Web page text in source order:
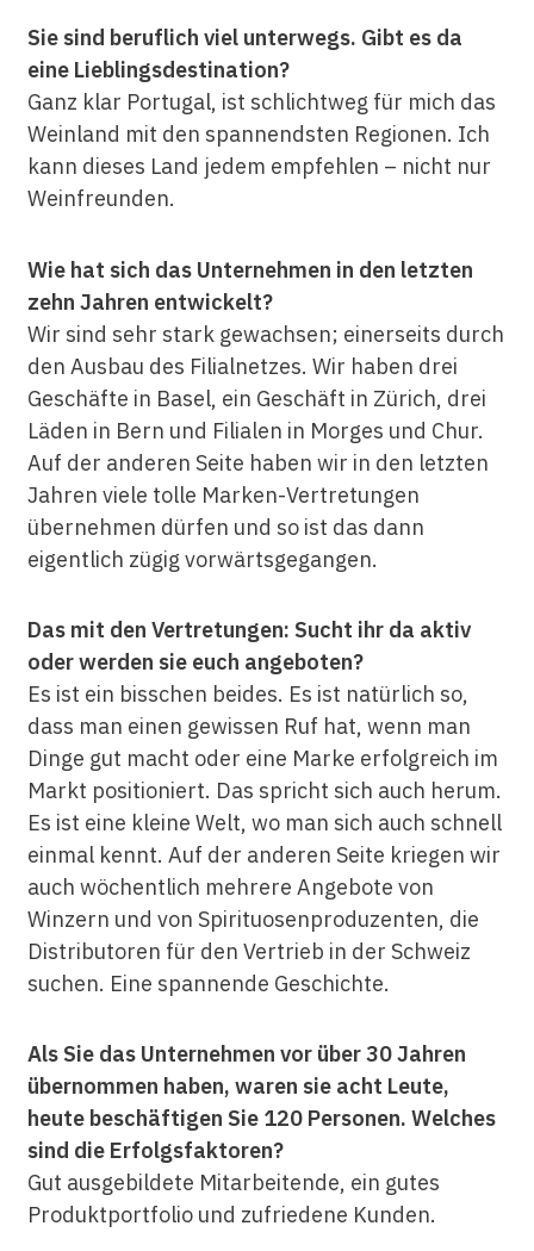
Sie sind beruflich viel unterwegs. Gibt es da
eine Lieblingsdestination?
Ganz klar Portugal, ist schlichtweg für mich das
Weinland mit den spannendsten Regionen. Ich
kann dieses Land jedem empfehlen – nicht nur
Weinfreunden.
Wie hat sich das Unternehmen in den letzten
zehn Jahren entwickelt?
Wir sind sehr stark gewachsen; einerseits durch
den Ausbau des Filialnetzes. Wir haben drei
Geschäfte in Basel, ein Geschäft in Zürich, drei
Läden in Bern und Filialen in Morges und Chur.
Auf der anderen Seite haben wir in den letzten
Jahren viele tolle Marken-Vertretungen
übernehmen dürfen und so ist das dann
eigentlich zügig vorwärtsgegangen.
Das mit den Vertretungen: Sucht ihr da aktiv
oder werden sie euch angeboten?
Es ist ein bisschen beides. Es ist natürlich so,
dass man einen gewissen Ruf hat, wenn man
Dinge gut macht oder eine Marke erfolgreich im
Markt positioniert. Das spricht sich auch herum.
Es ist eine kleine Welt, wo man sich auch schnell
einmal kennt. Auf der anderen Seite kriegen wir
auch wöchentlich mehrere Angebote von
Winzern und von Spirituosenproduzenten, die
Distributoren für den Vertrieb in der Schweiz
suchen. Eine spannende Geschichte.
Als Sie das Unternehmen vor über 30 Jahren
übernommen haben, waren sie acht Leute,
heute beschäftigen Sie 120 Personen. Welches
sind die Erfolgsfaktoren?
Gut ausgebildete Mitarbeitende, ein gutes
Produktportfolio und zufriedene Kunden.